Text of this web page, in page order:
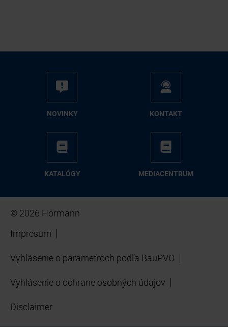
NO­VIN­KY KON­TAKT
KA­TA­LÓ­GY ME­DIA­CEN­TRUM
© 2026 Hörmann
Impresum
Vyhlásenie o parametroch podľa BauPVO
Vyhlásenie o ochrane osobných údajov
Disclaimer